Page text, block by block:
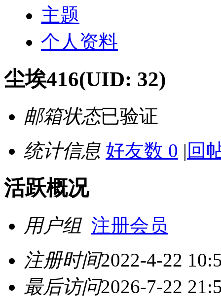
主题
个人资料
尘埃416(UID: 32)
邮箱状态已验证
统计信息 好友数 0 | 回
活跃概况
用户组 注册会员
注册时间2022-4-22
最后访问2026-7-22